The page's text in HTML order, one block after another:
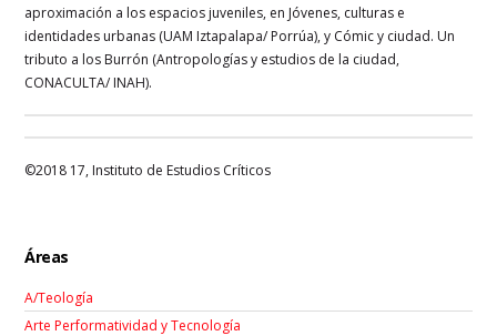
aproximación a los espacios juveniles, en Jóvenes, culturas e
identidades urbanas (UAM Iztapalapa/ Porrúa), y Cómic y ciudad. Un
tributo a los Burrón (Antropologías y estudios de la ciudad,
CONACULTA/ INAH).
©2018 17, Instituto de Estudios Críticos
Áreas
A/Teología
Arte Performatividad y Tecnología